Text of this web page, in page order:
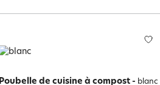
Poubelle de cuisine à compost- blanc